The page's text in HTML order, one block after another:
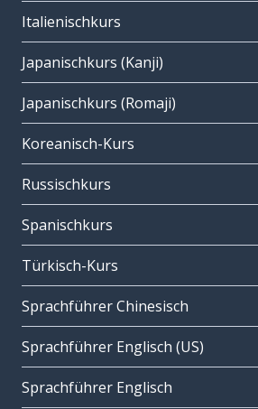
Italienischkurs
Japanischkurs (Kanji)
Japanischkurs (Romaji)
Koreanisch-Kurs
Russischkurs
Spanischkurs
Türkisch-Kurs
Sprachführer Chinesisch
Sprachführer Englisch (US)
Sprachführer Englisch